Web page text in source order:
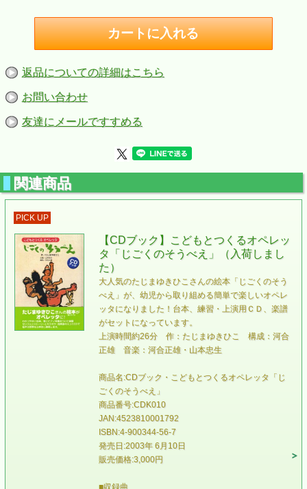
返品についての詳細はこちら
お問い合わせ
友達にメールですすめる
関連商品
PICK UP
【CDブック】こどもとつくるオペレッ
タ「じごくのそうべえ」（入荷しまし
た）
大人気のたじまゆきひこさんの絵本「じごくのそう
べえ」が、幼児から取り組める簡単で楽しいオペレ
ッタになりました！台本、練習・上演用ＣＤ、楽譜
がセットになっています。
上演時間約26分 作：たじまゆきひこ 構成：河合
正雄 音楽：河合正雄・山本忠生
商品名:CDブック・こどもとつくるオペレッタ「じ
ごくのそうべえ」
商品番号:CDK010
JAN:4523810001792
ISBN:4-900344-56-7
発売日:2003年 6月10日
販売価格:3,000円
■収録曲